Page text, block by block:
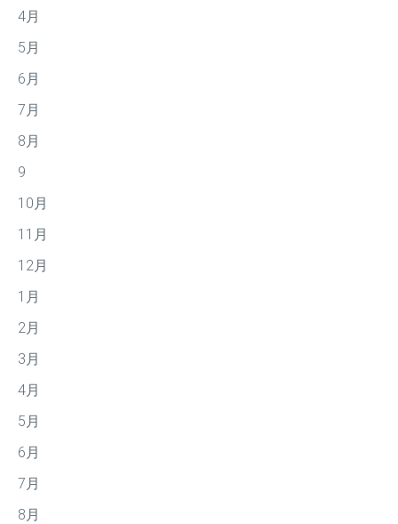
4月
5月
6月
7月
8月
9
10月
11月
12月
1月
2月
3月
4月
5月
6月
7月
8月